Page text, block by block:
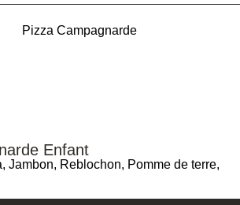
Enfant
Jambon, Reblochon, Pomme de terre,